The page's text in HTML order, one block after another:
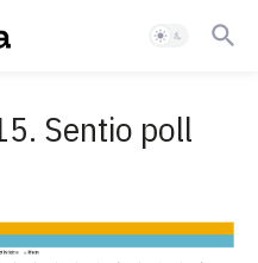
Sentio poll